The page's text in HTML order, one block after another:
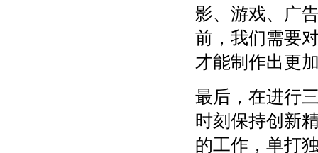
影、游戏、广
前，我们需要
才能制作出更
最后，在进行
时刻保持创新
的工作，单打